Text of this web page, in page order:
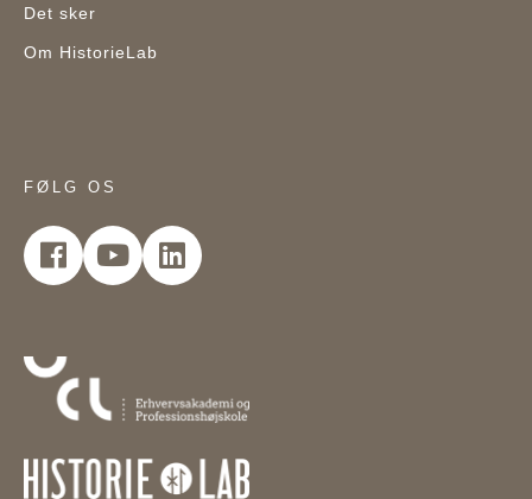
Det sker
Om HistorieLab
FØLG OS